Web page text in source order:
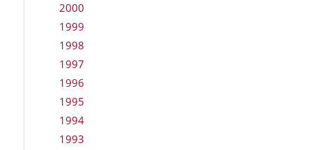
2000
1999
1998
1997
1996
1995
1994
1993